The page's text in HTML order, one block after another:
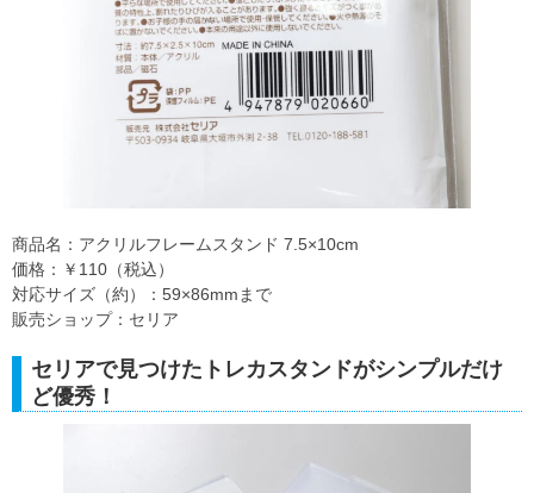
商品名：アクリルフレームスタンド 7.5×10cm
価格：￥110（税込）
対応サイズ（約）：59×86mmまで
販売ショップ：セリア
セリアで見つけたトレカスタンドがシンプルだけ
ど優秀！